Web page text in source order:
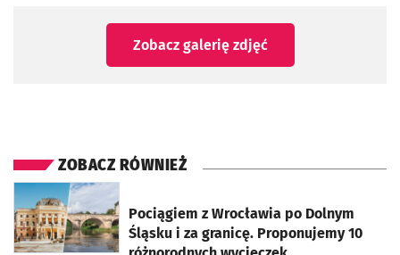
Zobacz galerię zdjęć
ZOBACZ RÓWNIEŻ
Pociągiem z Wrocławia po Dolnym
Śląsku i za granicę. Proponujemy 10
otworzy się w nowej karcie